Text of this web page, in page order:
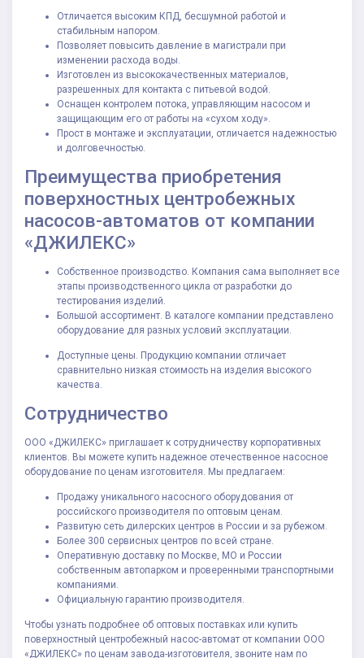
Отличается высоким КПД, бесшумной работой и
стабильным напором.
Позволяет повысить давление в магистрали при
изменении расхода воды.
Изготовлен из высококачественных материалов,
разрешенных для контакта с питьевой водой.
Оснащен контролем потока, управляющим насосом и
защищающим его от работы на «сухом ходу».
Прост в монтаже и эксплуатации, отличается надежностью
и долговечностью.
Преимущества приобретения
поверхностных центробежных
насосов-автоматов от компании
«ДЖИЛЕКС»
Собственное производство. Компания сама выполняет все
этапы производственного цикла от разработки до
тестирования изделий.
Большой ассортимент. В каталоге компании представлено
оборудование для разных условий эксплуатации.
Доступные цены. Продукцию компании отличает
сравнительно низкая стоимость на изделия высокого
качества.
Сотрудничество
ООО «ДЖИЛЕКС» приглашает к сотрудничеству корпоративных
клиентов. Вы можете купить надежное отечественное насосное
оборудование по ценам изготовителя. Мы предлагаем:
Продажу уникального насосного оборудования от
российского производителя по оптовым ценам.
Развитую сеть дилерских центров в России и за рубежом.
Более 300 сервисных центров по всей стране.
Оперативную доставку по Москве, МО и России
собственным автопарком и проверенными транспортными
компаниями.
Официальную гарантию производителя.
Чтобы узнать подробнее об оптовых поставках или купить
поверхностный центробежный насос-автомат от компании ООО
«ДЖИЛЕКС» по ценам завода-изготовителя, звоните нам по